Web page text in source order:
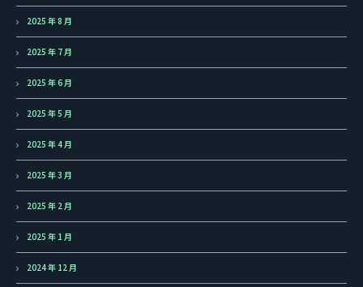
2025 年 8 月
2025 年 7 月
2025 年 6 月
2025 年 5 月
2025 年 4 月
2025 年 3 月
2025 年 2 月
2025 年 1 月
2024 年 12 月